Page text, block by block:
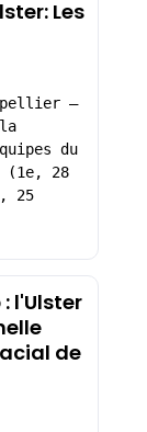
Les
–
du
(1e, 28
25
l'Ulster
de